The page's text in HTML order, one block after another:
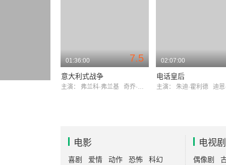
7.5
01:36:00
意大利式战争
主演： 弗兰科·弗兰基 奇乔·因格拉西亚
02:07:00
电话皇后
主演： 朱迪·霍利德 迪
电影
喜剧 爱情 动作 恐怖 科幻
电视剧
偶像剧